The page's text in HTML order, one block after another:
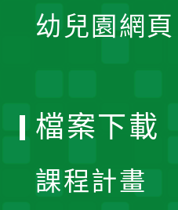
幼兒園網頁
檔案下載
課程計畫